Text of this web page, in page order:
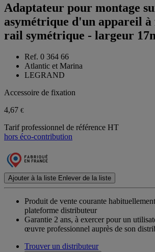
Adaptateur pour montage
asymétrique d'un appareil
rail symétrique - largeur
Ref. 0 364 66
Atlantic et Marina
LEGRAND
Accessoire de fixation
4,67 €
Tarif professionnel de référence HT
hors éco-contribution
Ajouter à la liste Enlever de la liste
Produit de vente courante
plateforme distributeur
Garantie 2 ans, à exercer pour un
œuvre professionnel auprès de son
Trouver un distributeur